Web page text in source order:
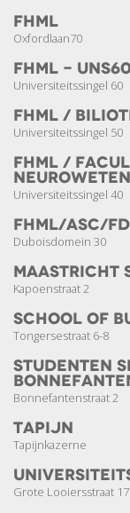
FHML
Oxfordlaan70
FHML -
Universiteitssingel 60
FHML /
Universiteitssingel 50
FHML /
Universiteitssingel 40
FHML/ASC/
Duboisdomein 30
Maastricht
Kapoenstraat 2
School of
Tongersestraat 6-8
Studenten
Bonnefantenstraat 2
Tapijn
Tapijnkazerne
Grote Looiersstraat 17